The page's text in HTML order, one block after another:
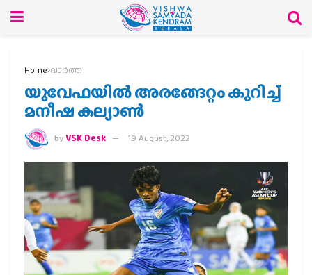
Home വാര്‍ത്ത
യുവേഫയില്‍ അരങ്ങേറ്റം കുറിച്ച്
മനീഷ കല്യാണ്‍
byVSK Desk 19 August, 2022